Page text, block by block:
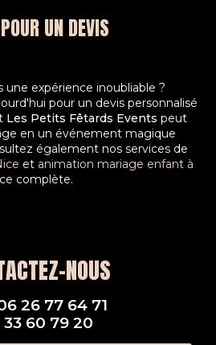
UN DEVIS
une expérience inoubliable ?
pour un devis personnalisé
Les Petits Fêtards Events peut
en un événement magique
également nos services de
et animation mariage enfant à
complète.
NOUS
26 77 64 71
33 60 79 20